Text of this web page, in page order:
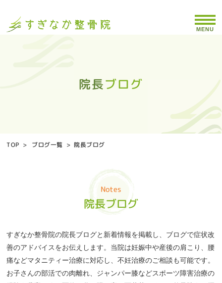
院長ブログ
院長ブログ
院長ブログ
院長ブログ
院長ブログ
院長ブログ
院長ブログ
院長ブログ
院長ブログ
院長ブログ
院長ブログ
院長ブログ
院長ブログ
院長ブログ
院長ブログ
院長ブログ
院長ブログ
院長ブログ
院長ブログ
院長ブログ
院長ブログ
院長ブログ
院長ブログ
院長ブログ
院長ブログ
院長ブログ
院長ブログ
院長ブログ
院長ブログ
院長ブログ
院長ブログ
院長ブログ
院長ブログ
院長ブログ
院長ブログ
院長ブログ
院長ブログ
院長ブログ
院長ブログ
院長ブログ
院長ブログ
院長ブログ
院長ブログ
院長ブログ
MENU
TOP > ブログ一覧 >院長ブログ
Notes
院長ブログ
すぎなか整骨院の院長ブログと新着情報を掲載し、ブログで症状改
善のアドバイスをお伝えします。当院は妊娠中や産後の肩こり、腰
痛などマタニティー治療に対応し、不妊治療のご相談も可能です。
お子さんの部活での肉離れ、ジャンパー膝などスポーツ障害治療の